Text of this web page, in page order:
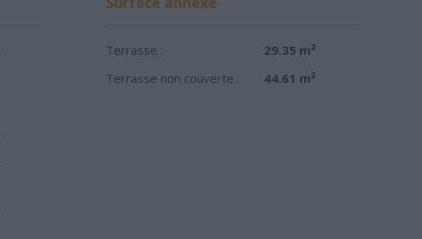
Terrasse :
29.35 m²
Terrasse non couverte :
44.61 m²